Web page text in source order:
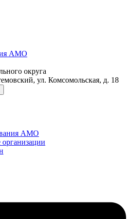
округа
ул. Комсомольская, д. 18
АМО